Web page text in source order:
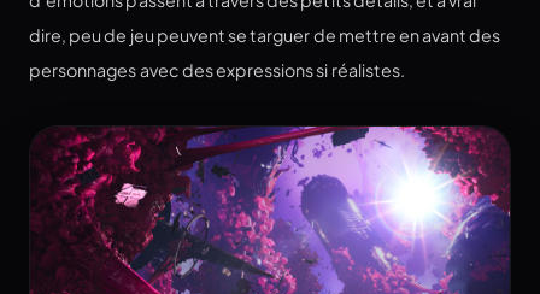
dire, peu de jeu peuvent se targuer de mettre en avant des
personnages avec des expressions si réalistes.